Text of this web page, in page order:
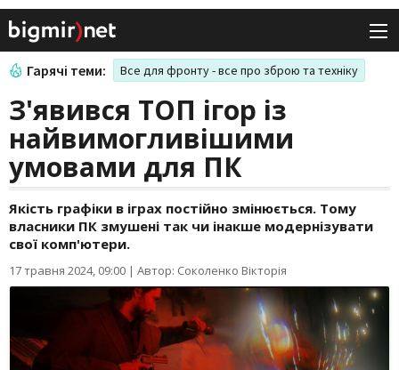
Гарячі теми: Все для фронту - все про зброю та техніку
З'явився ТОП ігор із
найвимогливішими
умовами для ПК
Якість графіки в іграх постійно змінюється. Тому
власники ПК змушені так чи інакше модернізувати
свої комп'ютери.
17 травня 2024, 09:00 | Автор: Соколенко Вікторія